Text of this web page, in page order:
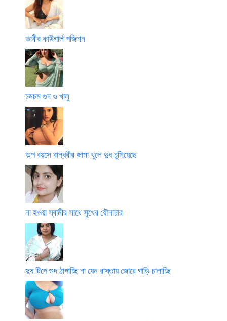
ভাবীর কাউগার্ল পজিশন
চমচম গুদ ও খালু
অল্প বয়সে বান্ধবীর জামা খুলে দুধ চুসিয়েছে
না হওয়া স্বামীর সাথে সুখের যৌনাচার
দুধ টিপে গুদ ঠাপাচ্ছি না যেন রাস্তায় জোরে গাড়ি চালাচ্ছি